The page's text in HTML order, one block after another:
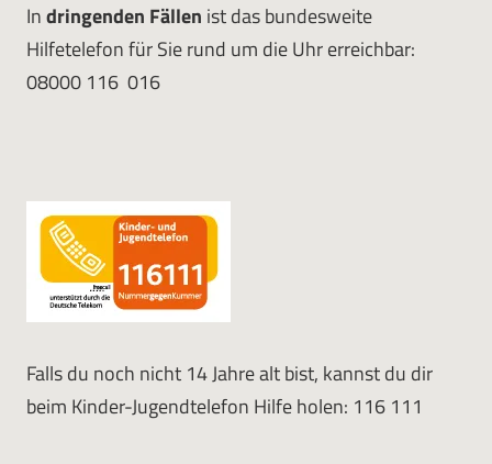
Indringenden Fällen ist das bundesweite
Hilfetelefon für Sie rund um die Uhr erreichbar:
08000 116 016
Falls du noch nicht 14 Jahre alt bist, kannst du dir
beim Kinder-Jugendtelefon Hilfe holen: 116 111